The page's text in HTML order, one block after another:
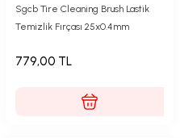
Sgcb Tire Cleaning Brush Lastik
Temizlik Fırçası 25x0.4mm
779,00 TL